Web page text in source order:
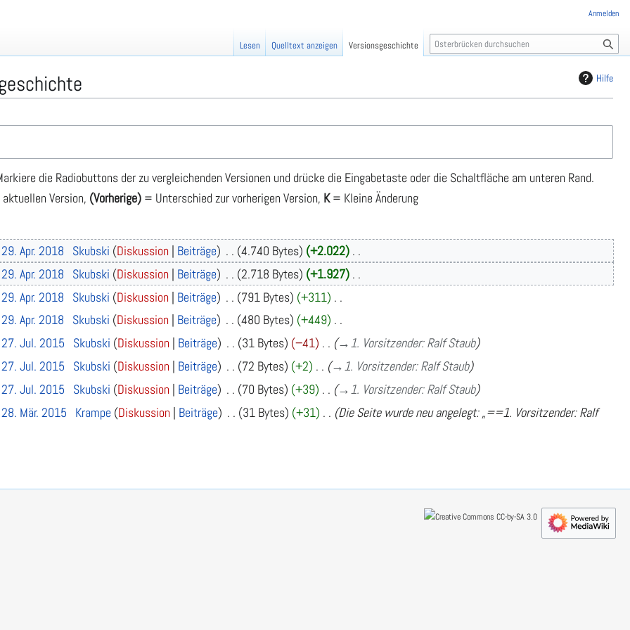
Hilfe
die Radiobuttons der zu vergleichenden Versionen und drücke die Eingabetaste oder die Schaltfläche am unteren Rand.
Version, (Vorherige) = Unterschied zur vorherigen Version, K= Kleine Änderung
Apr. 2018 Skubski Diskussion Beiträge 4.740 Bytes
+2.022
Apr. 2018 Skubski Diskussion Beiträge 2.718 Bytes
+1.927
Apr. 2018 Skubski Diskussion Beiträge 791 Bytes
+311
Apr. 2018 Skubski Diskussion Beiträge 480 Bytes
+449
Jul. 2015 Skubski Diskussion Beiträge 31 Bytes −41 →1. Vorsitzender: Ralf Staub
Jul. 2015 Skubski Diskussion Beiträge 72 Bytes +2 →1. Vorsitzender: Ralf Staub
Jul. 2015 Skubski Diskussion Beiträge 70 Bytes +39 →1. Vorsitzender: Ralf Staub
Mär. 2015 Krampe Diskussion Beiträge 31 Bytes +31
Die Seite wurde neu angelegt: „==1. Vorsitzender: Ralf
Anmelden
Lesen Quelltext anzeigen Versionsgeschichte
S
u